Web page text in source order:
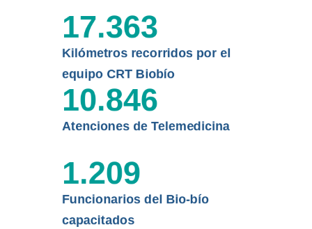
Leer más
Kilómetros recorridos por el
equipo CRT Biobío
17.363
Atenciones de Telemedicina
10.846
Funcionarios del Bio-bío
capacitados
1.209